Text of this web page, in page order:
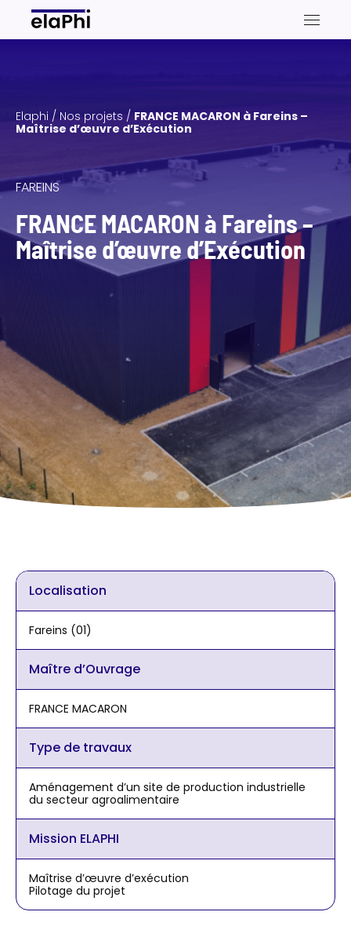
Elaphi / Nos projets / FRANCE MACARON à Fareins –
Maîtrise d’œuvre d’Exécution
FAREINS
FRANCE MACARON à Fareins –
Maîtrise d’œuvre d’Exécution
Localisation
Fareins (01)
Maître d’Ouvrage
FRANCE MACARON
Type de travaux
Aménagement d’un site de production industrielle
du secteur agroalimentaire
Mission ELAPHI
Maîtrise d’œuvre d’exécution
Pilotage du projet